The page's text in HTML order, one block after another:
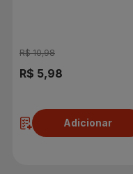
R$ 10,98
R$ 5,98
Adicionar